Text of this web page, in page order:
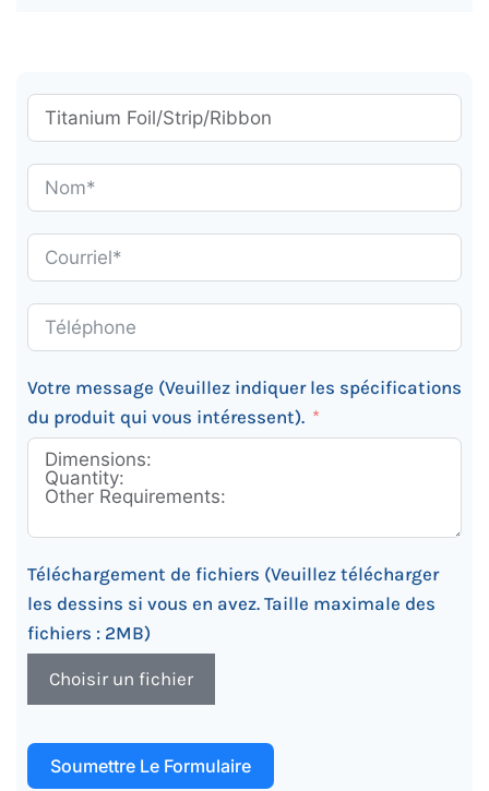
Votre message (Veuillez indiquer les spécifications
du produit qui vous intéressent).
Téléchargement de fichiers (Veuillez télécharger
les dessins si vous en avez. Taille maximale des
fichiers : 2MB)
Choisir un fichier
Soumettre Le Formulaire